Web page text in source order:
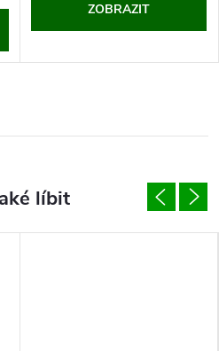
ZOBRAZIT